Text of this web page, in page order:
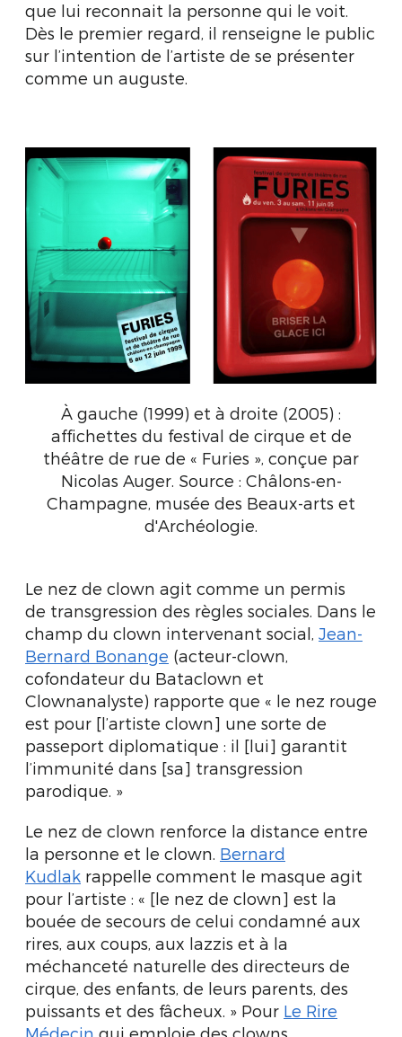
que lui reconnait la personne qui le voit.
Dès le premier regard, il renseigne le public
sur l’intention de l’artiste de se présenter
comme un auguste.
À gauche (1999) et à droite (2005) :
affichettes du festival de cirque et de
théâtre de rue de « Furies », conçue par
Nicolas Auger. Source : Châlons-en-
Champagne, musée des Beaux-arts et
d'Archéologie.
Le nez de clown agit comme un permis
de transgression des règles sociales. Dans le
champ du clown intervenant social, Jean-
Bernard Bonange (acteur-clown,
cofondateur du Bataclown et
Clownanalyste) rapporte que « le nez rouge
est pour [l’artiste clown] une sorte de
passeport diplomatique : il [lui] garantit
l’immunité dans [sa] transgression
parodique. »
Le nez de clown renforce la distance entre
la personne et le clown. Bernard
Kudlak rappelle comment le masque agit
pour l’artiste : « [le nez de clown] est la
bouée de secours de celui condamné aux
rires, aux coups, aux lazzis et à la
méchanceté naturelle des directeurs de
cirque, des enfants, de leurs parents, des
puissants et des fâcheux. » Pour Le Rire